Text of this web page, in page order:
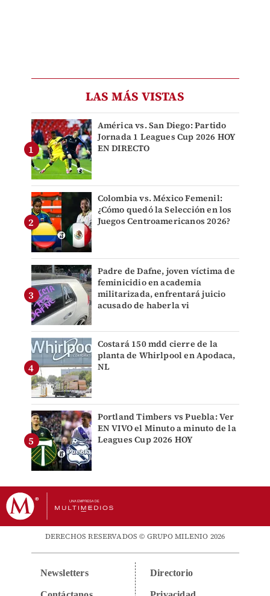
LAS MÁS VISTAS
América vs. San Diego: Partido
Jornada 1 Leagues Cup 2026 HOY
EN DIRECTO
Colombia vs. México Femenil:
¿Cómo quedó la Selección en los
Juegos Centroamericanos 2026?
Padre de Dafne, joven víctima de
feminicidio en academia
militarizada, enfrentará juicio
acusado de haberla vi
Costará 150 mdd cierre de la
planta de Whirlpool en Apodaca,
NL
Portland Timbers vs Puebla: Ver
EN VIVO el Minuto a minuto de la
Leagues Cup 2026 HOY
DERECHOS RESERVADOS © GRUPO MILENIO 2026
Newsletters Directorio